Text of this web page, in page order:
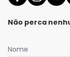
Não perca
Nome